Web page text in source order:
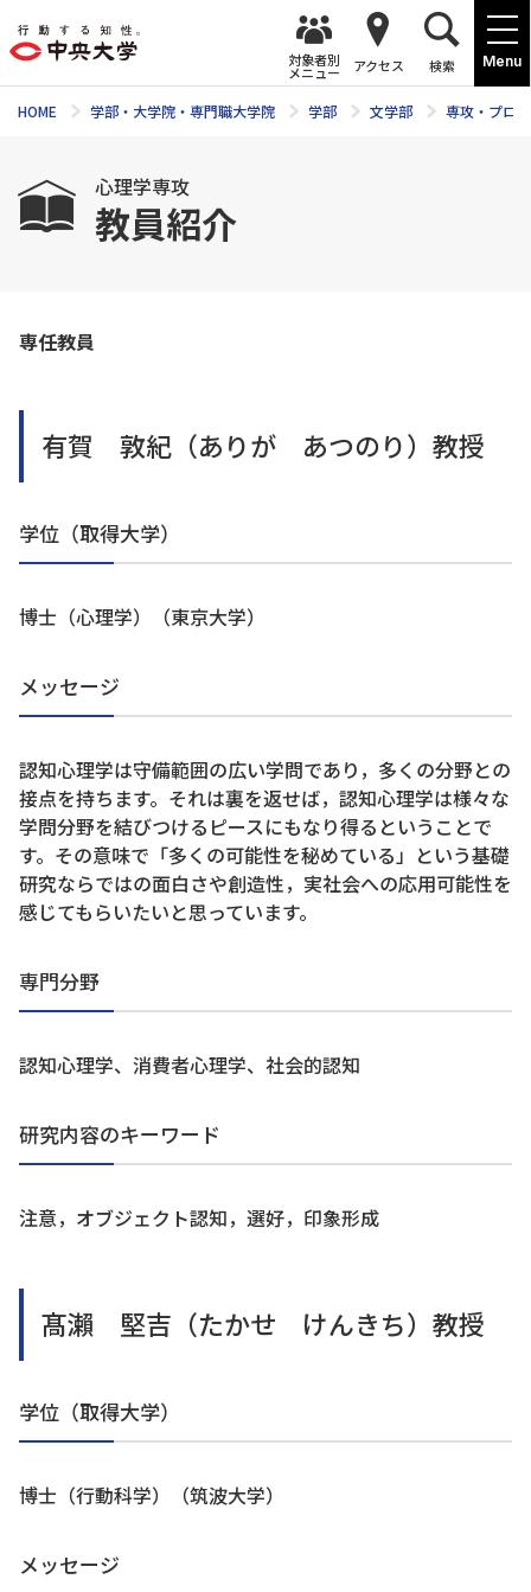
Menu
対象者別
メニュー アクセス 検索
HOME 学部・大学院・専門職大学院 学部 文学部 専攻・プロ
心理学専攻
教員紹介
専任教員
有賀 敦紀（ありが あつのり）教授
学位（取得大学）
博士（心理学）（東京大学）
メッセージ
認知心理学は守備範囲の広い学問であり，多くの分野との
接点を持ちます。それは裏を返せば，認知心理学は様々な
学問分野を結びつけるピースにもなり得るということで
す。その意味で「多くの可能性を秘めている」という基礎
研究ならではの面白さや創造性，実社会への応用可能性を
感じてもらいたいと思っています。
専門分野
認知心理学、消費者心理学、社会的認知
研究内容のキーワード
注意，オブジェクト認知，選好，印象形成
髙瀨 堅吉（たかせ けんきち）教授
学位（取得大学）
博士（行動科学）（筑波大学）
メッセージ